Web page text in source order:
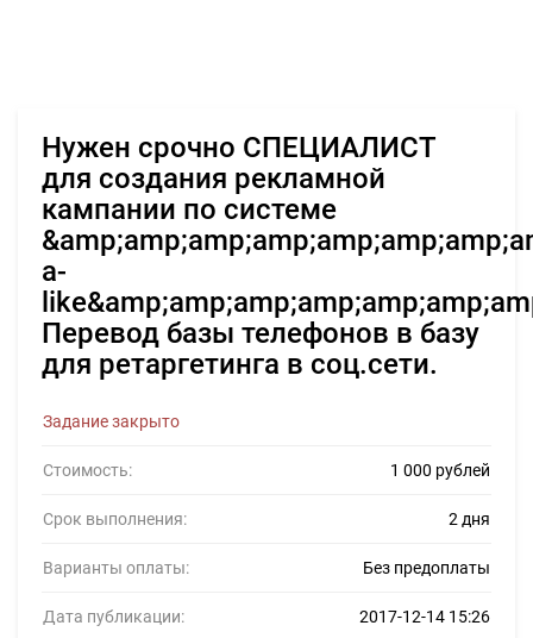
Нужен срочно СПЕЦИАЛИСТ
для создания рекламной
кампании по системе
a-
Перевод базы телефонов в базу
для ретаргетинга в соц.сети.
Задание закрыто
Стоимость: 1 000 рублей
Срок выполнения: 2 дня
Варианты оплаты: Без предоплаты
Дата публикации: 2017-12-14 15:26